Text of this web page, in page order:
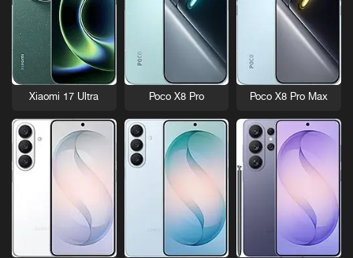
Poco X8 Pro Max
Poco X8 Pro
Xiaomi 17 Ultra